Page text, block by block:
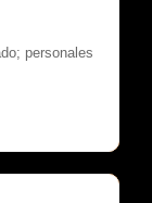
personales